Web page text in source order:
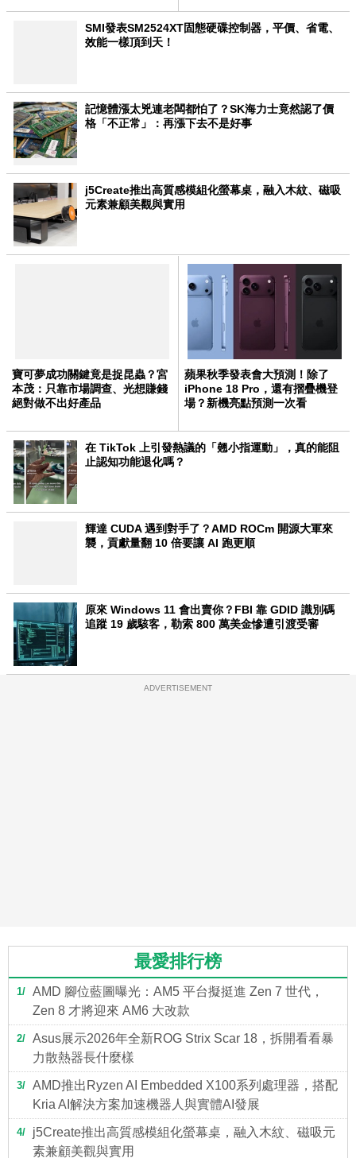
SMI發表SM2524XT固態硬碟控制器，平價、省電、
效能一樣頂到天！
記憶體漲太兇連老闆都怕了？SK海力士竟然認了價
格「不正常」：再漲下去不是好事
j5Create推出高質感模組化螢幕桌，融入木紋、磁吸
元素兼顧美觀與實用
寶可夢成功關鍵竟是捉昆蟲？宮
本茂：只靠市場調查、光想賺錢
絕對做不出好產品
蘋果秋季發表會大預測！除了
iPhone 18 Pro，還有摺疊機登
場？新機亮點預測一次看
在 TikTok 上引發熱議的「翹小指運動」，真的能阻
止認知功能退化嗎？
輝達 CUDA 遇到對手了？AMD ROCm 開源大軍來
襲，貢獻量翻 10 倍要讓 AI 跑更順
原來 Windows 11 會出賣你？FBI 靠 GDID 識別碼
追蹤 19 歲駭客，勒索 800 萬美金慘遭引渡受審
ADVERTISEMENT
最愛排行榜
1
AMD 腳位藍圖曝光：AM5 平台擬挺進 Zen 7 世代，
Zen 8 才將迎來 AM6 大改款
2
Asus展示2026年全新ROG Strix Scar 18，拆開看看暴
力散熱器長什麼樣
3
AMD推出Ryzen AI Embedded X100系列處理器，搭配
Kria AI解決方案加速機器人與實體AI發展
4
j5Create推出高質感模組化螢幕桌，融入木紋、磁吸元
素兼顧美觀與實用